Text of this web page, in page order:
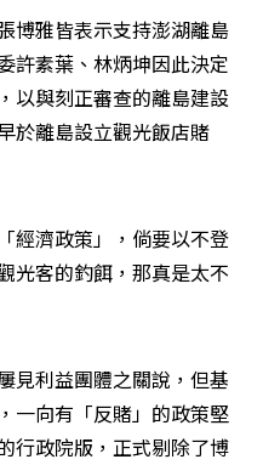
博雅皆表示支持澎湖離島
許素葉、林炳坤因此決定
以與刻正審查的離島建設
於離島設立觀光飯店賭
經濟政策」，倘要以不登
光客的釣餌，那真是太不
見利益團體之關說，但基
一向有「反賭」的政策堅
行政院版，正式剔除了博